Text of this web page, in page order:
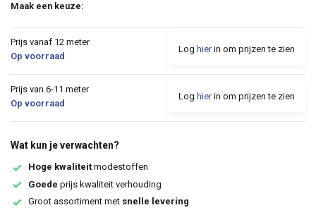
Maak een keuze:
Prijs vanaf 12 meter
Op voorraad
Log hierin om prijzen te zien
Prijs van 6-11 meter
Op voorraad
Log hierin om prijzen te zien
Wat kun je verwachten?
Hoge kwaliteit modestoffen
Goede prijs kwaliteit verhouding
Groot assortiment met snelle levering